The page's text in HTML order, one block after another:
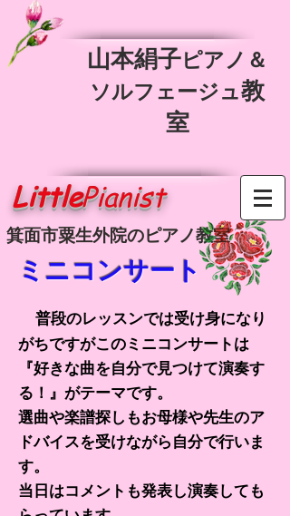
​山本絹子ピアノ＆
ソルフェージュ教
室
LittlePianist
箕面市粟生外院のピアノ教室
ミニコンサート​​
普段のレッスンでは受け身になり
がちですがこのミニコンサートは
『好きな曲を自分で見つけて演奏す
る！』がテーマです。
選曲や楽譜探しもお母様や先生のア
ドバイスを受けながら自分で行いま
す。
当日はコメントも発表し演奏しても